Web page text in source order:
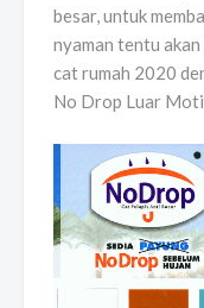
besar, untuk
nyaman tentu
cat rumah 2020
No Drop Luar